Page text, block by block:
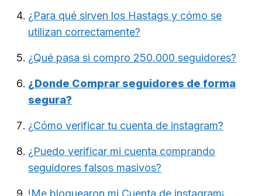
¿Para qué sirven los Hastags y cómo se
utilizan correctamente?
¿Qué pasa si compro 250.000 seguidores?
¿Donde Comprar seguidores de forma
segura?
¿Cómo verificar tu cuenta de instagram?
¿Puedo verificar mi cuenta comprando
seguidores falsos masivos?
!Me bloquearon mi Cuenta de instagram¡